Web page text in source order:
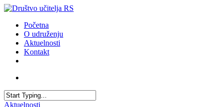
Skip
main
content
account
Menu
Početna
O udruženju
Aktuelnosti
Kontakt
Close
Aktuelnosti